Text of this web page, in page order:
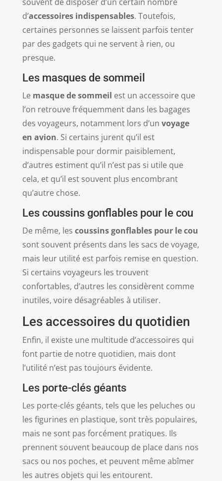
d’accessoires indispensables. Toutefois,
certaines personnes se laissent parfois tenter
par des gadgets qui ne servent à rien, ou
presque.
Les masques de sommeil
Le masque de sommeil est un accessoire que
l’on retrouve fréquemment dans les bagages
des voyageurs, notamment lors d’un voyage
en avion. Si certains jurent qu’il est
indispensable pour dormir paisiblement,
d’autres estiment qu’il n’est pas si utile que
cela, et qu’il est souvent plus encombrant
qu’autre chose.
Les coussins gonflables pour le cou
De même, les coussins gonflables pour le cou
sont souvent présents dans les sacs de voyage,
mais leur utilité est parfois remise en question.
Si certains voyageurs les trouvent
confortables, d’autres les considèrent comme
inutiles, voire désagréables à utiliser.
Les accessoires du quotidien
Enfin, il existe une multitude d’accessoires qui
font partie de notre quotidien, mais dont
l’utilité n’est pas toujours évidente.
Les porte-clés géants
Les porte-clés géants, tels que les peluches ou
les figurines en plastique, sont très populaires,
mais ne sont pas forcément pratiques. Ils
prennent souvent beaucoup de place dans nos
sacs ou nos poches, et peuvent même abîmer
les autres objets qui les entourent.